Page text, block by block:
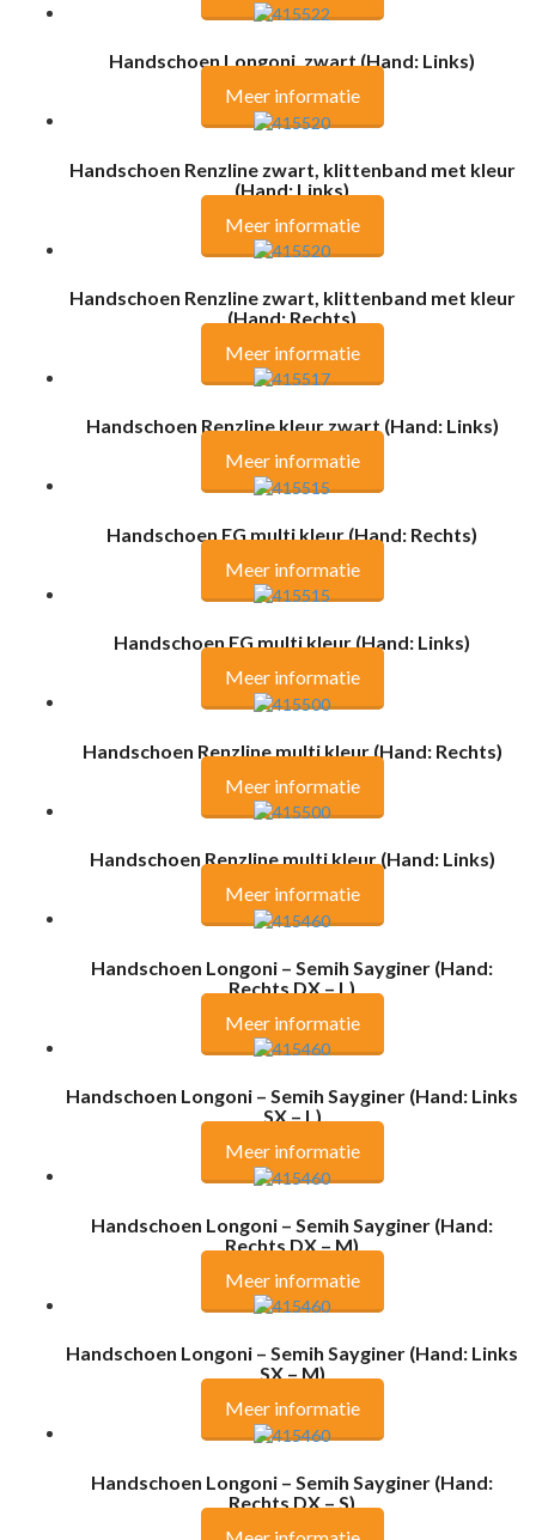
Handschoen Longoni, zwart (Hand: Links)
Meer informatie
Handschoen Renzline zwart, klittenband met kleur
(Hand: Links)
Meer informatie
Handschoen Renzline zwart, klittenband met kleur
(Hand: Rechts)
Meer informatie
Handschoen Renzline kleur zwart (Hand: Links)
Meer informatie
Handschoen EG multi kleur (Hand: Rechts)
Meer informatie
Handschoen EG multi kleur (Hand: Links)
Meer informatie
Handschoen Renzline multi kleur (Hand: Rechts)
Meer informatie
Handschoen Renzline multi kleur (Hand: Links)
Meer informatie
Handschoen Longoni – Semih Sayginer (Hand:
Rechts DX – L)
Meer informatie
Handschoen Longoni – Semih Sayginer (Hand: Links
SX – L)
Meer informatie
Handschoen Longoni – Semih Sayginer (Hand:
Rechts DX – M)
Meer informatie
Handschoen Longoni – Semih Sayginer (Hand: Links
SX – M)
Meer informatie
Handschoen Longoni – Semih Sayginer (Hand:
Rechts DX – S)